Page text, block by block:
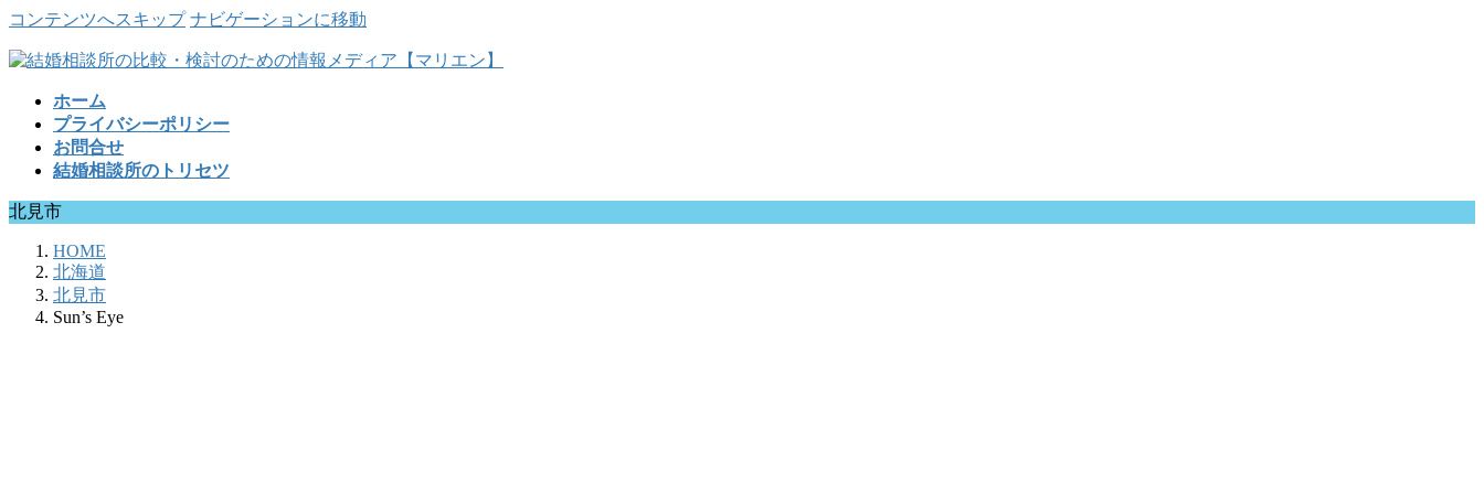
コンテンツへスキップ ナビゲーションに移動
ホーム
プライバシーポリシー
お問合せ
結婚相談所のトリセツ
北見市
HOME
北海道
北見市
Sun’s Eye